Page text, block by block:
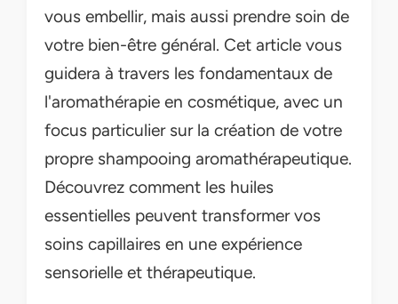
vous embellir, mais aussi prendre soin de
votre bien-être général. Cet article vous
guidera à travers les fondamentaux de
l'aromathérapie en cosmétique, avec un
focus particulier sur la création de votre
propre shampooing aromathérapeutique.
Découvrez comment les huiles
essentielles peuvent transformer vos
soins capillaires en une expérience
sensorielle et thérapeutique.